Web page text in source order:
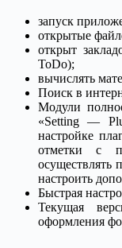
запуск
открытые
открыт
ToDo);
вычислять
Поиск в
Модули
«Setting —
настройке
отметки с
осуществлять
настроить
Быстрая
Текущая
оформления